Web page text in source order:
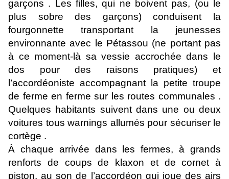
garçons . Les filles, qui ne boivent pas, (ou le
plus sobre des garçons) conduisent la
fourgonnette transportant la jeunesses
environnante avec le Pétassou (ne portant pas
à ce moment-là sa vessie accrochée dans le
dos pour des raisons pratiques) et
l’accordéoniste accompagnant la petite troupe
de ferme en ferme sur les routes communales .
Quelques habitants suivent dans une ou deux
voitures tous warnings allumés pour sécuriser le
cortège .
À chaque arrivée dans les fermes, à grands
renforts de coups de klaxon et de cornet à
piston, au son de l’accordéon qui joue des airs